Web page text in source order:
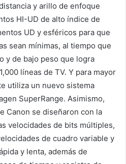
y arillo de enfoque
HI-UD de alto índice de
UD y esféricos para que
sean mínimas, al tiempo que
y de bajo peso que logra
líneas de TV. Y para mayor
utiliza un nuevo sistema
SuperRange. Asimismo,
Canon se diseñaron con la
velocidades de bits múltiples,
de cuadro variable y
y lenta, además de